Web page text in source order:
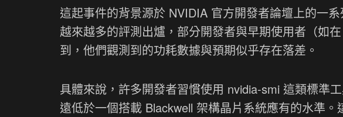
這起事件的背景源於 NVIDIA 官方開發者論壇上的一
越來越多的評測出爐，部分開發者與早期使用者（如
到，他們觀測到的功耗數據與預期似乎存在落差。
具體來說，許多開發者習慣使用 nvidia-smi 這類標準
遠低於一個搭載 Blackwell 架構晶片系統應有的水準